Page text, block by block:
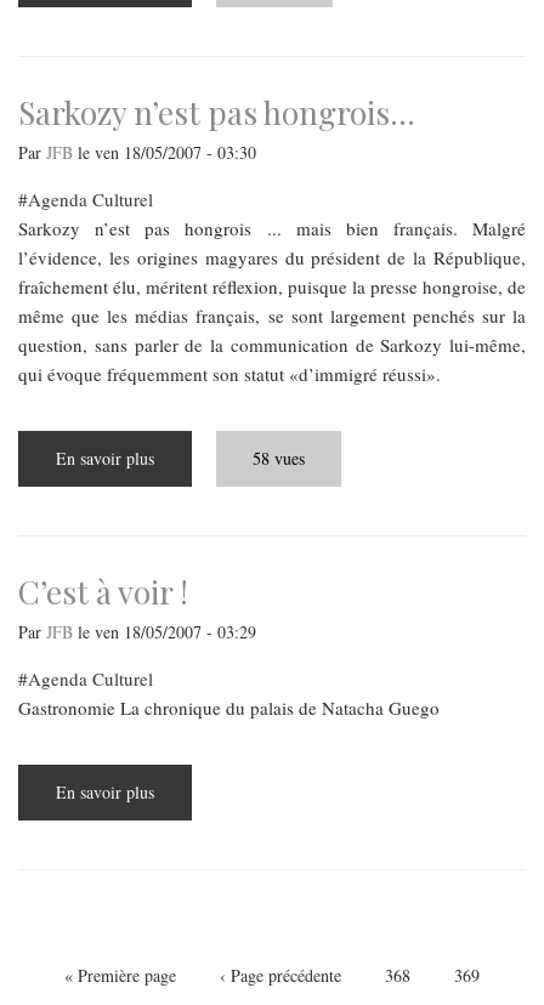
tombe
Sarkozy n’est pas hongrois...
Par JFB le ven 18/05/2007 - 03:30
Agenda Culturel
Sarkozy n’est pas hongrois ... mais bien français. Malgré
l’évidence, les origines magyares du président de la République,
fraîchement élu, méritent réflexion, puisque la presse hongroise, de
même que les médias français, se sont largement penchés sur la
question, sans parler de la communication de Sarkozy lui-même,
qui évoque fréquemment son statut «d’immigré réussi».
En savoir plus
n’est
58 vues
C’est à voir !
Par JFB le ven 18/05/2007 - 03:29
Agenda Culturel
Gastronomie La chronique du palais de Natacha Guego
En savoir plus
à
Première
« Première page Page
précédente
‹ Page précédente Page
368 Page
369